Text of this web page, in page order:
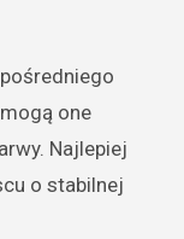
one
Najlepiej
o stabilnej